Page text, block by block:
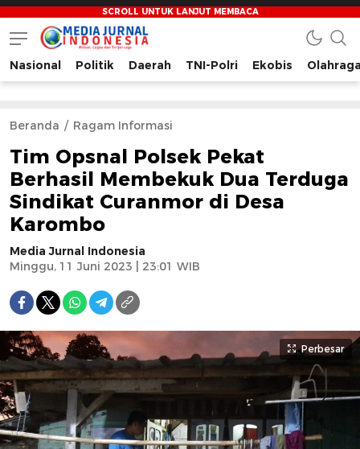
Media Jurnal Indonesia
Bersama Membangun Indonesia
Nasional Politik Daerah TNI-Polri Ekobis
Beranda Ragam Informasi
Tim Opsnal Polsek Pekat
Berhasil Membekuk Dua Terduga
Sindikat Curanmor di Desa
Karombo
Media Jurnal Indonesia
Minggu, 11 Juni 2023 | 23:01 WIB
Perbesar